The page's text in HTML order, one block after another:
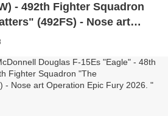
- 492th Fighter Squadron
(492FS) - Nose art
2026.